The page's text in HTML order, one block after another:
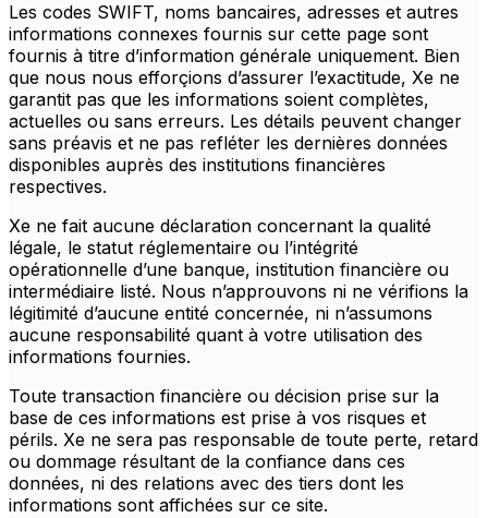
Les codes SWIFT, noms bancaires, adresses et autres
informations connexes fournis sur cette page sont
fournis à titre d’information générale uniquement. Bien
que nous nous efforçions d’assurer l’exactitude, Xe ne
garantit pas que les informations soient complètes,
actuelles ou sans erreurs. Les détails peuvent changer
sans préavis et ne pas refléter les dernières données
disponibles auprès des institutions financières
respectives.
Xe ne fait aucune déclaration concernant la qualité
légale, le statut réglementaire ou l’intégrité
opérationnelle d’une banque, institution financière ou
intermédiaire listé. Nous n’approuvons ni ne vérifions la
légitimité d’aucune entité concernée, ni n’assumons
aucune responsabilité quant à votre utilisation des
informations fournies.
Toute transaction financière ou décision prise sur la
base de ces informations est prise à vos risques et
périls. Xe ne sera pas responsable de toute perte, retard
ou dommage résultant de la confiance dans ces
données, ni des relations avec des tiers dont les
informations sont affichées sur ce site.